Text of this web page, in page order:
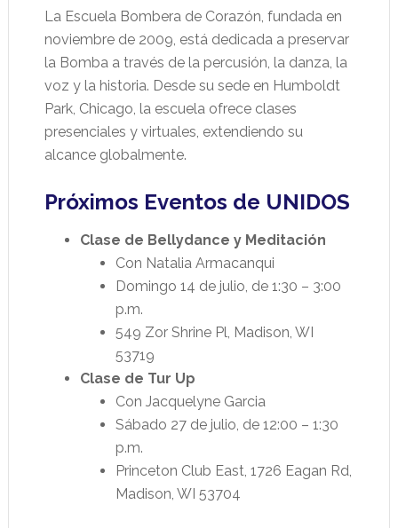
La Escuela Bombera de Corazón, fundada en
noviembre de 2009, está dedicada a preservar
la Bomba a través de la percusión, la danza, la
voz y la historia. Desde su sede en Humboldt
Park, Chicago, la escuela ofrece clases
presenciales y virtuales, extendiendo su
alcance globalmente.
Próximos Eventos de UNIDOS
Clase de Bellydance y Meditación
Con Natalia Armacanqui
Domingo 14 de julio, de 1:30 – 3:00
p.m.
549 Zor Shrine Pl, Madison, WI
53719
Clase de Tur Up
Con Jacquelyne Garcia
Sábado 27 de julio, de 12:00 – 1:30
p.m.
Princeton Club East, 1726 Eagan Rd,
Madison, WI 53704